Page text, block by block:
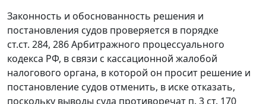
Законность и обоснованность решения и
постановления судов проверяется в порядке
ст.ст. 284, 286Арбитражного процессуального
кодекса РФ, в связи с кассационной жалобой
налогового органа, в которой он просит решение и
постановление судов отменить, в иске отказать,
поскольку выводы суда противоречат п. 3 ст. 170